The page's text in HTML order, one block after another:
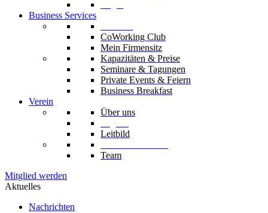
Business Services
CoWorking Club
Mein Firmensitz
Kapazitäten & Preise
Seminare & Tagungen
Private Events & Feiern
Business Breakfast
Verein
Über uns
Leitbild
Team
Mitglied werden
Aktuelles
Nachrichten